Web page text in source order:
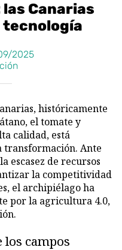
Canarias
tecnología
2025
históricamente
el tomate y
calidad, está
Ante
escasez de recursos
la competitividad
el archipiélago ha
por la agricultura 4.0,
los campos